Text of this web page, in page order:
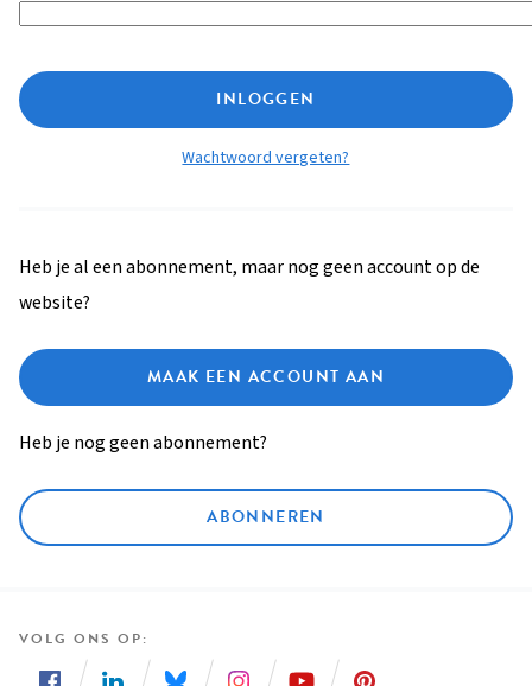
INLOGGEN
Wachtwoord vergeten?
Heb je al een abonnement, maar nog geen account op de
website?
MAAK EEN ACCOUNT AAN
Heb je nog geen abonnement?
ABONNEREN
VOLG ONS OP